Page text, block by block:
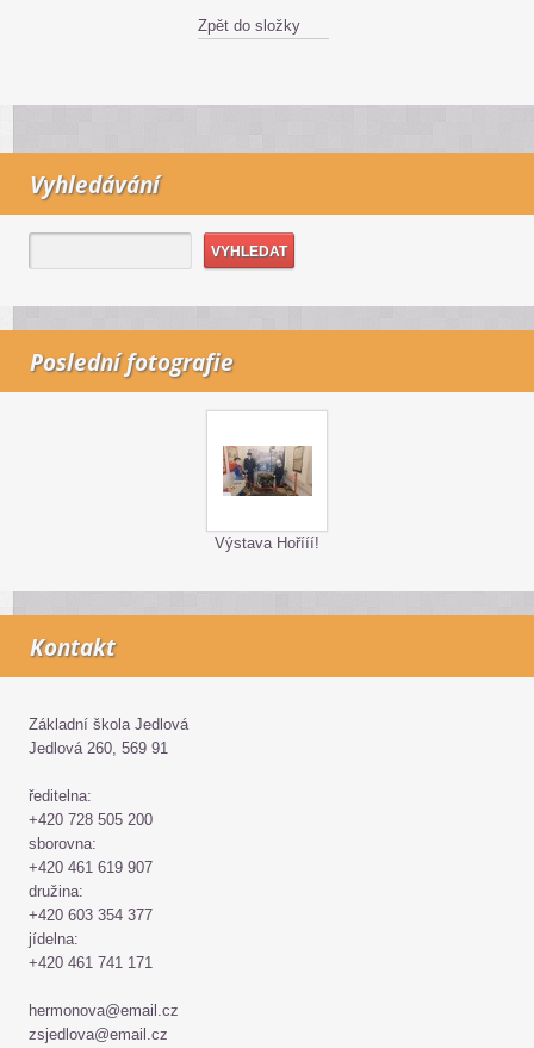
Zpět do složky
Vyhledávání
Poslední fotografie
Výstava Hořííí!
Kontakt
Základní škola Jedlová
Jedlová 260, 569 91
ředitelna:
+420 728 505 200
sborovna:
+420 461 619 907
družina:
+420 603 354 377
jídelna:
+420 461 741 171
hermonova@email.cz
zsjedlova@email.cz